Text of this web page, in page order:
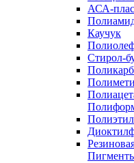
АСА-
Каучук
Стирол-